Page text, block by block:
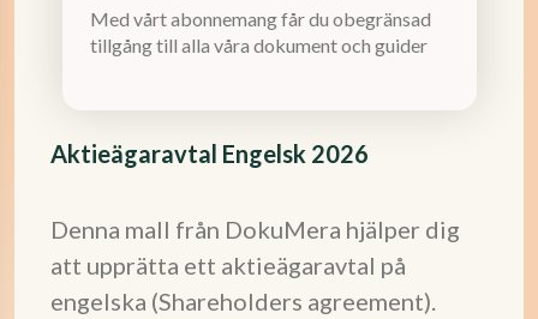
Aktieägaravtal Engelsk 2026
Denna mall från DokuMera hjälper dig
att upprätta ett aktieägaravtal på
engelska (Shareholders agreement).
Med vårt abonnemang får du obegränsad
tillgång till alla våra dokument och guider